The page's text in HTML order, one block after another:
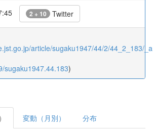
2 + 10 Twitter
article/sugaku1947/44/2/44_2_183/
sugaku1947.44.183)
変動（月別） 分布